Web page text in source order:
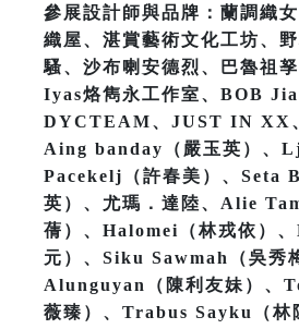
參展設計師與品牌：蘭調織
織屋、湛賞藝術文化工坊、
騷、沙布喇安德烈、巴魯祖孥
Iyas烙雋永工作室、BOB
DYCTEAM、JUST IN XX
Aing banday（嚴玉英）、
Pacekelj（許春美）、Seta
英）、尤瑪．達陸、Alie
蒨）、Halomei（林戎依）
元）、Siku Sawmah（吳秀
Alunguyan（陳利友妹）、
薇臻）、Trabus Sayku（林